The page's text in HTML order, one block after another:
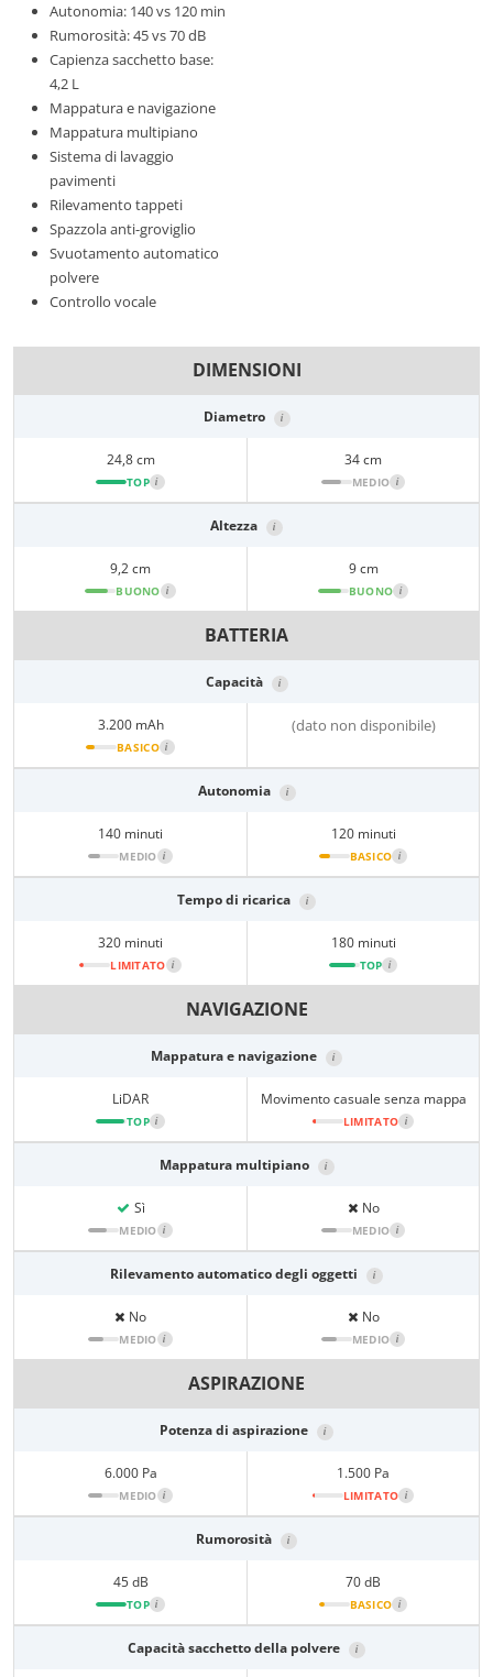
Autonomia: 140 vs 120 min
Rumorosità: 45 vs 70 dB
Capienza sacchetto base:
4,2 L
Mappatura e navigazione
Mappatura multipiano
Sistema di lavaggio
pavimenti
Rilevamento tappeti
Spazzola anti-groviglio
Svuotamento automatico
polvere
Controllo vocale
DIMENSIONI
Diametro i
24,8 cm
TOP i
34 cm
MEDIO i
Altezza i
9,2 cm
BUONO i
9 cm
BUONO i
BATTERIA
Capacità i
3.200 mAh
BASICO i
(dato non disponibile)
Autonomia i
140 minuti
MEDIO i
120 minuti
BASICO i
Tempo di ricarica i
320 minuti
LIMITATO i
180 minuti
TOP i
NAVIGAZIONE
Mappatura e navigazione i
LiDAR
TOP i
Movimento casuale senza mappa
LIMITATO i
Mappatura multipiano i
Sì
MEDIO i
No
MEDIO i
Rilevamento automatico degli oggetti i
No
MEDIO i
No
MEDIO i
ASPIRAZIONE
Potenza di aspirazione i
6.000 Pa
MEDIO i
1.500 Pa
LIMITATO i
Rumorosità i
45 dB
TOP i
70 dB
BASICO i
Capacità sacchetto della polvere i